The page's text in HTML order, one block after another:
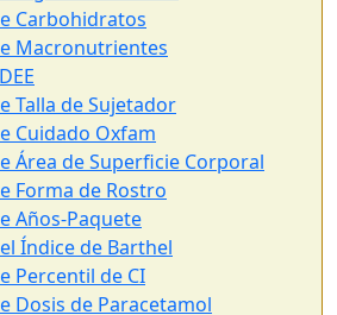
Carbohidratos
Macronutrientes
Talla de Sujetador
Cuidado Oxfam
Área de Superficie Corporal
Forma de Rostro
Años-Paquete
Índice de Barthel
Percentil de CI
Dosis de Paracetamol